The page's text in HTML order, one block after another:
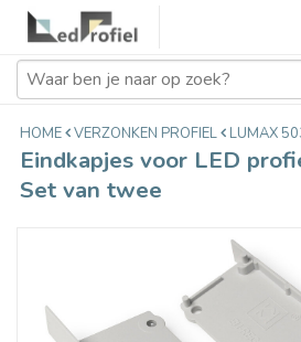
Eindkapjes voor LED
LUMAX503. Set van
€5,95
HOME VERZONKEN PROFIEL LUMAX
Eindkapjes voor LED
Set van twee